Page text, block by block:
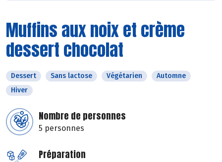
Muffins aux noix et crème
dessert chocolat
Dessert Sans lactose Végétarien
Automne
Hiver
Nombre de personnes
5 personnes
Préparation